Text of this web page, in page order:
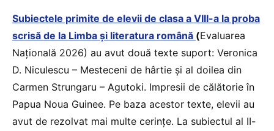
Subiectele primite de elevii de clasa a VIII-a la proba
scrisă de la Limba și literatura română (Evaluarea
Națională 2026) au avut două texte suport: Veronica
D. Niculescu – Mesteceni de hârtie și al doilea din
Carmen Strungaru – Agutoki. Impresii de călătorie în
Papua Noua Guinee. Pe baza acestor texte, elevii au
avut de rezolvat mai multe cerințe. La subiectul al II-